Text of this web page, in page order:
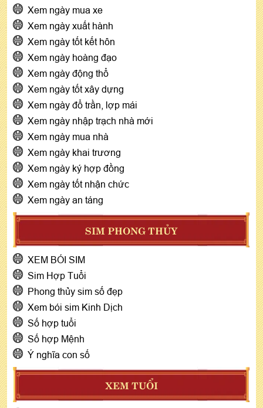
Xem ngày mua xe
Xem ngày xuất hành
Xem ngày tốt kết hôn
Xem ngày hoàng đạo
Xem ngày động thổ
Xem ngày tốt xây dựng
Xem ngày đổ trần, lợp mái
Xem ngày nhập trạch nhà mới
Xem ngày mua nhà
Xem ngày khai trương
Xem ngày ký hợp đồng
Xem ngày tốt nhận chức
Xem ngày an táng
SIM PHONG THỦY
XEM BÓI SIM
Sim Hợp Tuổi
Phong thủy sim số đẹp
Xem bói sim Kinh Dịch
Số hợp tuổi
Số hợp Mệnh
Ý nghĩa con số
XEM TUỔI